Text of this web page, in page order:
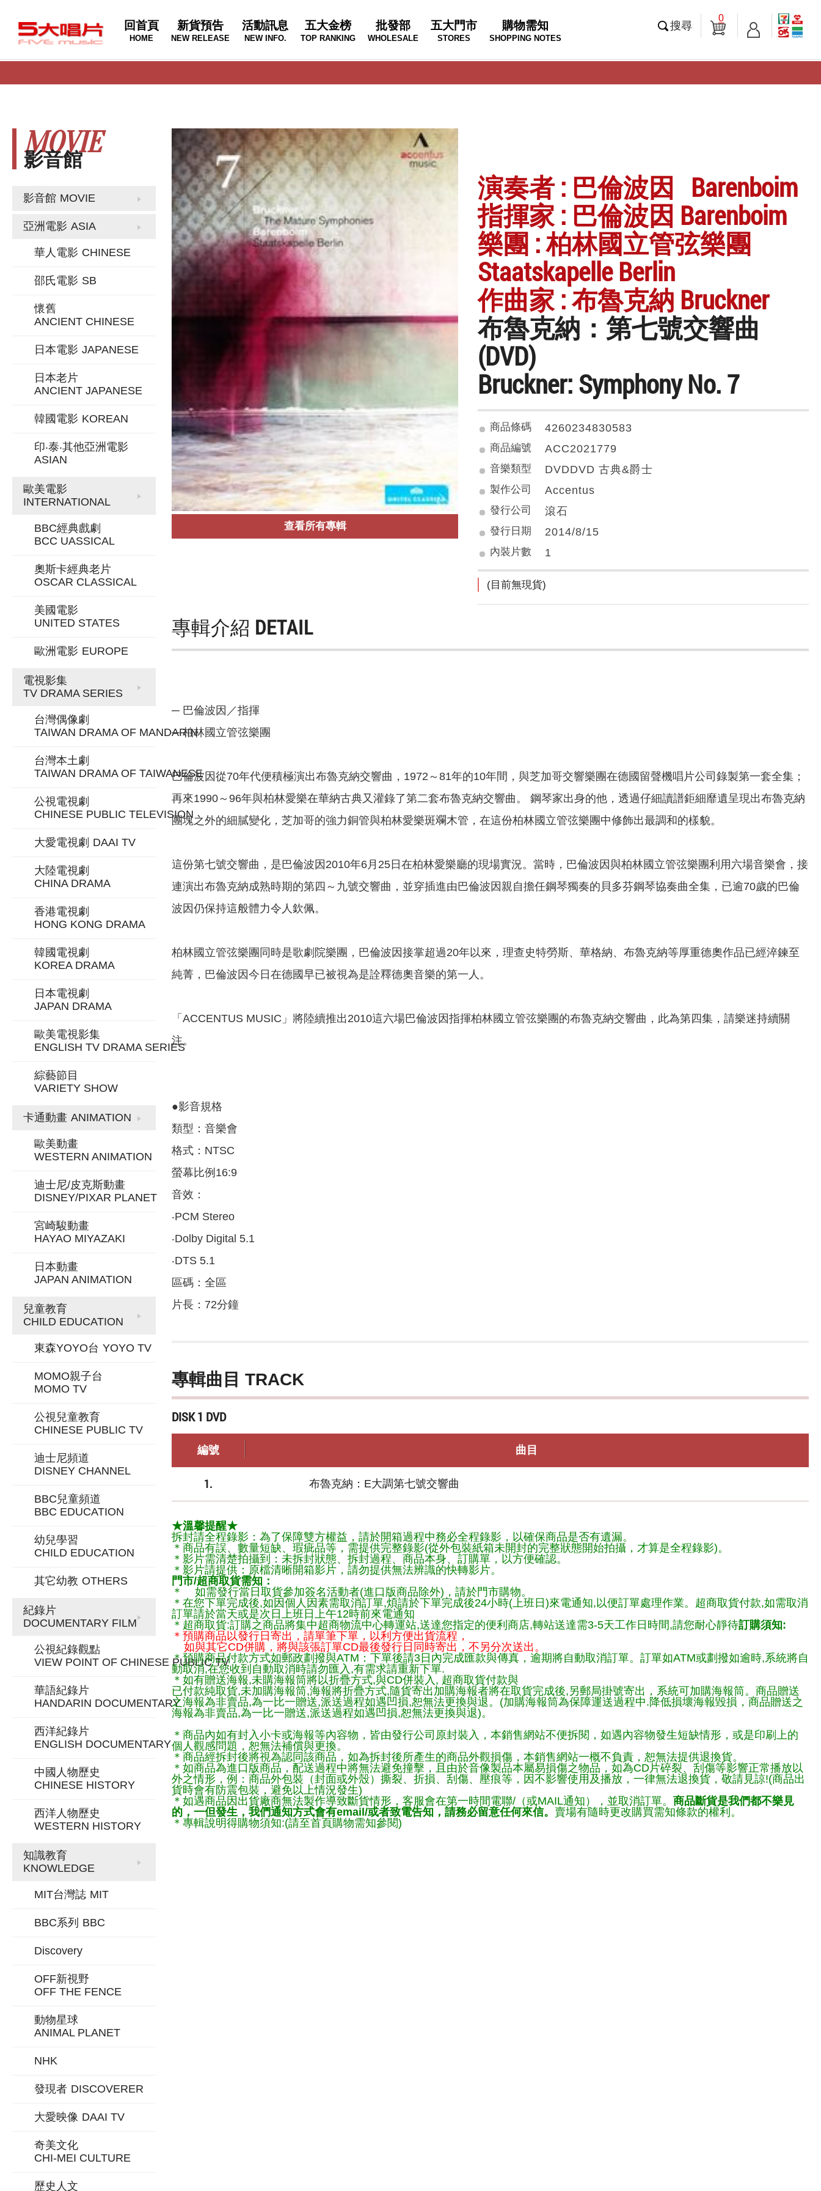
回首頁
HOME
新貨預告
NEW RELEASE
活動訊息
NEW INFO.
五大金榜
TOP RANKING
批發部
WHOLESALE
五大門市
STORES
購物需知
SHOPPING NOTES
搜尋
0
影音館
MOVIE
影音館 MOVIE
亞洲電影 ASIA
華人電影 CHINESE
邵氏電影 SB
懷舊
ANCIENT CHINESE
日本電影 JAPANESE
日本老片
ANCIENT JAPANESE
韓國電影 KOREAN
印‧泰‧其他亞洲電影
ASIAN
歐美電影
INTERNATIONAL
BBC經典戲劇
BCC UASSICAL
奧斯卡經典老片
OSCAR CLASSICAL
美國電影
UNITED STATES
歐洲電影 EUROPE
電視影集
TV DRAMA SERIES
台灣偶像劇
TAIWAN DRAMA OF MANDARIN
台灣本土劇
TAIWAN DRAMA OF TAIWANESE
公視電視劇
CHINESE PUBLIC TELEVISION
大愛電視劇 DAAI TV
大陸電視劇
CHINA DRAMA
香港電視劇
HONG KONG DRAMA
韓國電視劇
KOREA DRAMA
日本電視劇
JAPAN DRAMA
歐美電視影集
ENGLISH TV DRAMA SERIES
綜藝節目
VARIETY SHOW
卡通動畫 ANIMATION
歐美動畫
WESTERN ANIMATION
迪士尼/皮克斯動畫
DISNEY/PIXAR PLANET
宮崎駿動畫
HAYAO MIYAZAKI
日本動畫
JAPAN ANIMATION
兒童教育
CHILD EDUCATION
東森YOYO台 YOYO TV
MOMO親子台
MOMO TV
公視兒童教育
CHINESE PUBLIC TV
迪士尼頻道
DISNEY CHANNEL
BBC兒童頻道
BBC EDUCATION
幼兒學習
CHILD EDUCATION
其它幼教 OTHERS
紀錄片
DOCUMENTARY FILM
公視紀錄觀點
VIEW POINT OF CHINESE PUBLIC TV
華語紀錄片
HANDARIN DOCUMENTARY
西洋紀錄片
ENGLISH DOCUMENTARY
中國人物歷史
CHINESE HISTORY
西洋人物歷史
WESTERN HISTORY
知識教育
KNOWLEDGE
MIT台灣誌 MIT
BBC系列 BBC
Discovery
OFF新視野
OFF THE FENCE
動物星球
ANIMAL PLANET
NHK
發現者 DISCOVERER
大愛映像 DAAI TV
奇美文化
CHI-MEI CULTURE
歷史人文
查看所有專輯
演奏者 : 巴倫波因 Barenboim
指揮家 : 巴倫波因 Barenboim
樂團 : 柏林國立管弦樂團
Staatskapelle Berlin
作曲家 : 布魯克納 Bruckner
布魯克納：第七號交響曲
(DVD)
Bruckner: Symphony No. 7
商品條碼 4260234830583
商品編號 ACC2021779
音樂類型 DVDDVD 古典&爵士
製作公司 Accentus
發行公司 滾石
發行日期 2014/8/15
內裝片數 1
(目前無現貨)
專輯介紹 DETAIL
─ 巴倫波因／指揮
─ 柏林國立管弦樂團
巴倫波因從70年代便積極演出布魯克納交響曲，1972～81年的10年間，與芝加哥交響樂團在德國留聲機唱片公司錄製第一套全集；
再來1990～96年與柏林愛樂在華納古典又灌錄了第二套布魯克納交響曲。 鋼琴家出身的他，透過仔細讀譜鉅細靡遺呈現出布魯克納
團塊之外的細膩變化，芝加哥的強力銅管與柏林愛樂斑斕木管，在這份柏林國立管弦樂團中修飾出最調和的樣貌。
這份第七號交響曲，是巴倫波因2010年6月25日在柏林愛樂廳的現場實況。當時，巴倫波因與柏林國立管弦樂團利用六場音樂會，接
連演出布魯克納成熟時期的第四～九號交響曲，並穿插進由巴倫波因親自擔任鋼琴獨奏的貝多芬鋼琴協奏曲全集，已逾70歲的巴倫
波因仍保持這般體力令人欽佩。
柏林國立管弦樂團同時是歌劇院樂團，巴倫波因接掌超過20年以來，理查史特勞斯、華格納、布魯克納等厚重德奧作品已經淬鍊至
純菁，巴倫波因今日在德國早已被視為是詮釋德奧音樂的第一人。
「ACCENTUS MUSIC」將陸續推出2010這六場巴倫波因指揮柏林國立管弦樂團的布魯克納交響曲，此為第四集，請樂迷持續關
注。
●影音規格
類型：音樂會
格式：NTSC
螢幕比例16:9
音效：
‧PCM Stereo
‧Dolby Digital 5.1
‧DTS 5.1
區碼：全區
片長：72分鐘
專輯曲目 TRACK
DISK 1 DVD
編號 曲目
1. 布魯克納：E大調第七號交響曲
★溫馨提醒★
拆封請全程錄影：為了保障雙方權益，請於開箱過程中務必全程錄影，以確保商品是否有遺漏。
＊商品有誤、數量短缺、瑕疵品等，需提供完整錄影(從外包裝紙箱未開封的完整狀態開始拍攝，才算是全程錄影)。
＊影片需清楚拍攝到：未拆封狀態、拆封過程、商品本身、訂購單，以方便確認。
＊影片請提供：原檔清晰開箱影片，請勿提供無法辨識的快轉影片。
門市/超商取貨需知：
＊ 如需發行當日取貨參加簽名活動者(進口版商品除外)，請於門市購物。
＊在您下單完成後,如因個人因素需取消訂單,煩請於下單完成後24小時(上班日)來電通知,以便訂單處理作業。超商取貨付款,如需取消
訂單請於當天或是次日上班日上午12時前來電通知
＊超商取貨:訂購之商品將集中超商物流中心轉運站,送達您指定的便利商店,轉站送達需3-5天工作日時間,請您耐心靜待訂購須知:
＊預購商品以發行日寄出，請單筆下單，以利方便出貨流程，
如與其它CD併購，將與該張訂單CD最後發行日同時寄出，不另分次送出。
＊預購商品付款方式如郵政劃撥與ATM：下單後請3日內完成匯款與傳真，逾期將自動取消訂單。訂單如ATM或劃撥如逾時,系統將自
動取消,在您收到自動取消時請勿匯入,有需求請重新下單.
＊如有贈送海報,未購海報筒將以折疊方式,與CD併裝入, 超商取貨付款與
已付款純取貨,未加購海報筒,海報將折疊方式,隨貨寄出加購海報者將在取貨完成後,另郵局掛號寄出，系統可加購海報筒。商品贈送
之海報為非賣品,為一比一贈送,派送過程如遇凹損,恕無法更換與退。(加購海報筒為保障運送過程中.降低損壞海報毀損，商品贈送之
海報為非賣品,為一比一贈送,派送過程如遇凹損,恕無法更換與退)。
＊商品內如有封入小卡或海報等內容物，皆由發行公司原封裝入，本銷售網站不便拆閱，如遇內容物發生短缺情形，或是印刷上的
個人觀感問題，恕無法補償與更換。
＊商品經拆封後將視為認同該商品，如為拆封後所產生的商品外觀損傷，本銷售網站一概不負責，恕無法提供退換貨。
＊如商品為進口版商品，配送過程中將無法避免撞擊，且由於音像製品本屬易損傷之物品，如為CD片碎裂、刮傷等影響正常播放以
外之情形，例：商品外包裝（封面或外殼）撕裂、折損、刮傷、壓痕等，因不影響使用及播放，一律無法退換貨，敬請見諒!(商品出
貨時會有防震包裝，避免以上情況發生)
＊如遇商品因出貨廠商無法製作導致斷貨情形，客服會在第一時間電聯/（或MAIL通知），並取消訂單。 商品斷貨是我們都不樂見
的，一但發生，我們通知方式會有email/或者致電告知，請務必留意任何來信。 賣場有隨時更改購買需知條款的權利。
＊專輯說明得購物須知:(請至首頁購物需知參閱)